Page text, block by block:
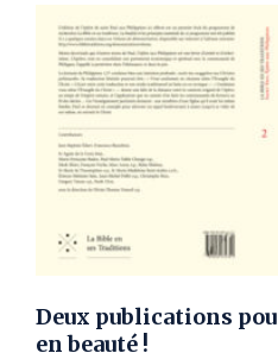
Deux publications
en beauté !